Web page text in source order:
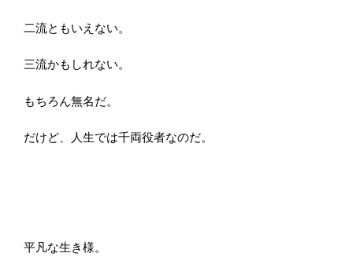
二流ともいえない。
三流かもしれない。
もちろん無名だ。
だけど、人生では千両役者なのだ。
平凡な生き様。